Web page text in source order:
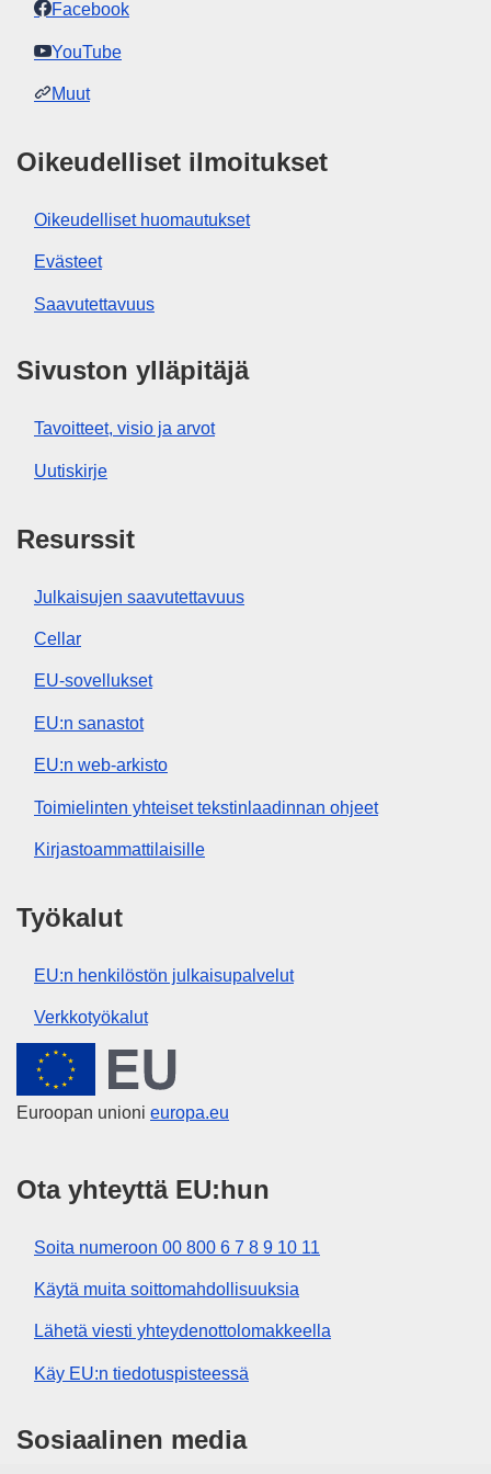
Facebook
YouTube
Muut
Oikeudelliset ilmoitukset
Oikeudelliset huomautukset
Evästeet
Saavutettavuus
Sivuston ylläpitäjä
Tavoitteet, visio ja arvot
Uutiskirje
Resurssit
Julkaisujen saavutettavuus
Cellar
EU-sovellukset
EU:n sanastot
EU:n web-arkisto
Toimielinten yhteiset tekstinlaadinnan ohjeet
Kirjastoammattilaisille
Työkalut
EU:n henkilöstön julkaisupalvelut
Verkkotyökalut
Euroopan unioni
Euroopan unioni europa.eu
Ota yhteyttä EU:hun
Soita numeroon 00 800 6 7 8 9 10 11
Käytä muita soittomahdollisuuksia
Lähetä viesti yhteydenottolomakkeella
Käy EU:n tiedotuspisteessä
Sosiaalinen media